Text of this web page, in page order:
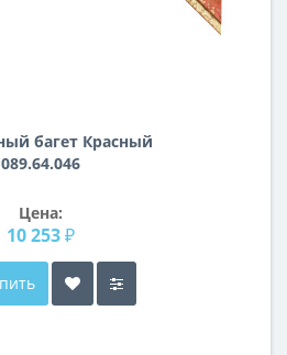
багет Красный
089.64.046
Цена:
10 253 ₽